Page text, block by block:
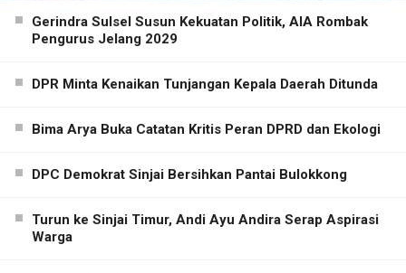
Gerindra Sulsel Susun Kekuatan Politik, AIA Rombak
Pengurus Jelang 2029
DPR Minta Kenaikan Tunjangan Kepala Daerah Ditunda
Bima Arya Buka Catatan Kritis Peran DPRD dan Ekologi
DPC Demokrat Sinjai Bersihkan Pantai Bulokkong
Turun ke Sinjai Timur, Andi Ayu Andira Serap Aspirasi
Warga